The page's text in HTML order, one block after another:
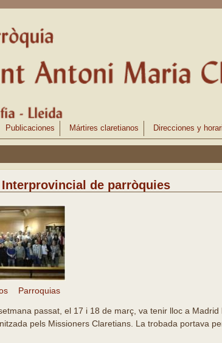
Publicaciones Mártires claretianos Direcciones y
Interprovincial de parròquies
Parroquias
passat, el 17 i 18 de març, va tenir lloc a Madrid
pels Missioners Claretians. La trobada portava